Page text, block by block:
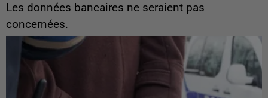
Les données bancaires ne seraient pas
concernées.